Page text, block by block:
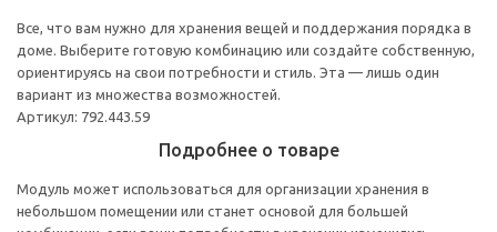
Все, что вам нужно для хранения вещей и поддержания порядка в
доме. Выберите готовую комбинацию или создайте собственную,
ориентируясь на свои потребности и стиль. Эта — лишь один
вариант из множества возможностей.
Артикул: 792.443.59
Подробнее о товаре
Модуль может использоваться для организации хранения в
небольшом помещении или станет основой для большей